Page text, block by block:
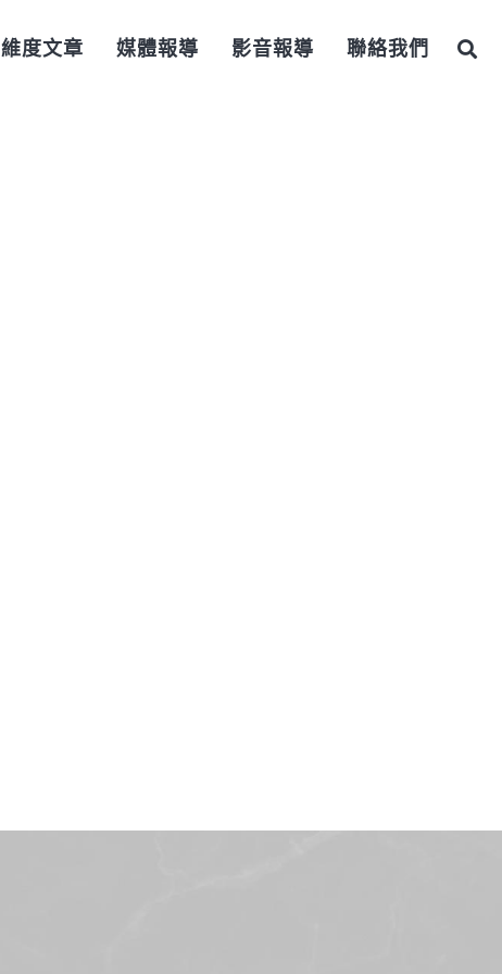
維度文章 媒體報導 影音報導 聯絡我們